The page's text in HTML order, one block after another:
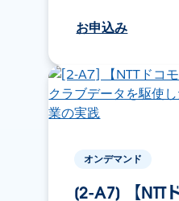
お申込み
オンデマンド
[2-A7] 【NTT